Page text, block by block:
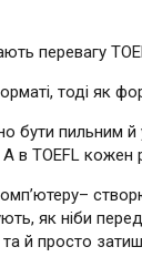
перевагу
тоді як
бути пильним
TOEFL кожен
як ніби
й просто